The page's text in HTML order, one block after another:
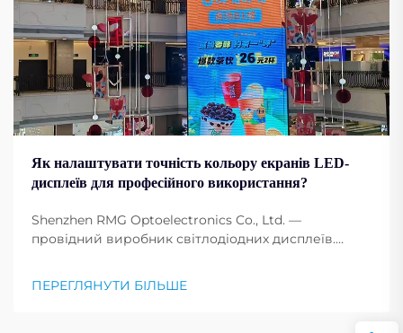
Як налаштувати точність кольору екранів LED-
дисплеїв для професійного використання?
Shenzhen RMG Optoelectronics Co., Ltd. —
провідний виробник світлодіодних дисплеїв.
Налаштування конфігурації кольору екрана
ПЕРЕГЛЯНУТИ БІЛЬШЕ